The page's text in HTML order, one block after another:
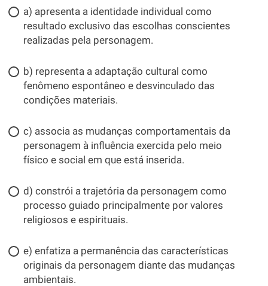
a) apresenta a identidade individual como
resultado exclusivo das escolhas conscientes
realizadas pela personagem.
b) representa a adaptação cultural como
fenômeno espontâneo e desvinculado das
condições materiais.
c) associa as mudanças comportamentais da
personagem à influência exercida pelo meio
físico e social em que está inserida.
d) constrói a trajetória da personagem como
processo guiado principalmente por valores
religiosos e espirituais.
e) enfatiza a permanência das características
originais da personagem diante das mudanças
ambientais.